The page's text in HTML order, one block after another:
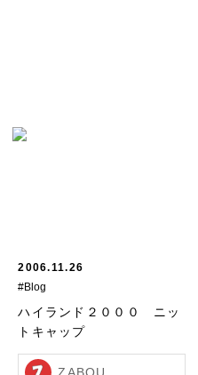
2006.11.26
#Blog
ハイランド２０００ ニッ
トキャップ